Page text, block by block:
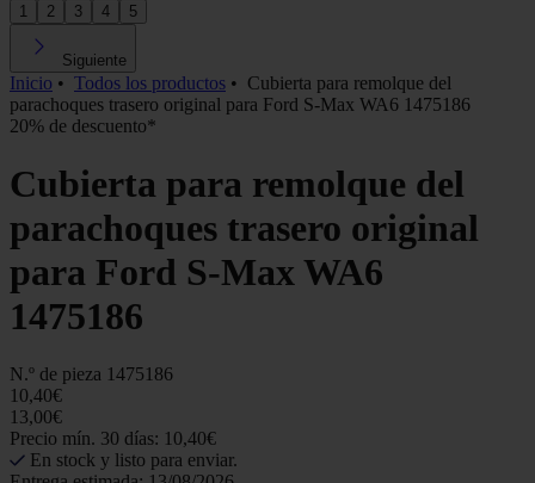
1
2 3 4 5
Siguiente
Inicio • Todos los productos • Cubierta para remolque del
parachoques trasero original para Ford S-Max WA6 1475186
20% de descuento*
Cubierta para remolque del
parachoques trasero original
para Ford S-Max WA6
1475186
N.º de pieza 1475186
10,40€
13,00€
Precio mín. 30 días: 10,40€
En stock y listo para enviar.